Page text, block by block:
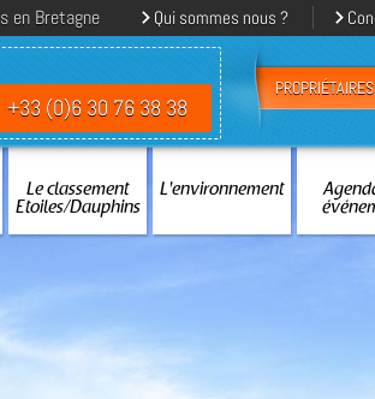
en Bretagne Qui sommes nous ?
+33 (0)6 30 76 38 38
PROPRIÉTAIRES
Le classement
Etoiles/Dauphins
L'environnement